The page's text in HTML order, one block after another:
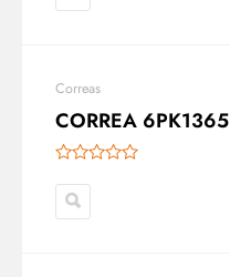
Correas
CORREA 6PK1365